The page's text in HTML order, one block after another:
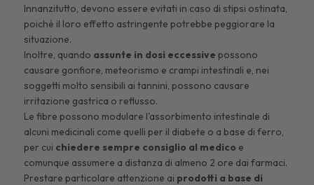
Innanzitutto, devono essere evitati in caso di stipsi ostinata,
poiché il loro effetto astringente potrebbe peggiorare la
situazione.
Inoltre, quando assunte in dosi eccessive possono
causare gonfiore, meteorismo e crampi intestinali e, nei
soggetti molto sensibili ai tannini, possono causare
irritazione gastrica o reflusso.
Le fibre possono modulare l'assorbimento intestinale di
alcuni medicinali come quelli per il diabete o a base di ferro,
per cui chiedere sempre consiglio al medico e
comunque assumere a distanza di almeno 2 ore dai farmaci.
Prestare particolare attenzione ai prodotti a base di